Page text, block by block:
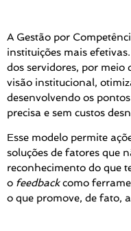
A Gestão por
instituições mais
dos servidores, por meio
visão institucional,
desenvolvendo os
precisa e sem custos
Esse modelo permite
soluções de fatores que
reconhecimento do que
o feedbackcomo
o que promove, de fato,